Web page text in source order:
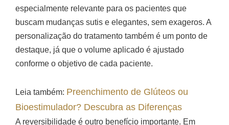
especialmente relevante para os pacientes que
buscam mudanças sutis e elegantes, sem exageros. A
personalização do tratamento também é um ponto de
destaque, já que o volume aplicado é ajustado
conforme o objetivo de cada paciente.
Leia também: Preenchimento de Glúteos ou
Bioestimulador? Descubra as Diferenças
A reversibilidade é outro benefício importante. Em